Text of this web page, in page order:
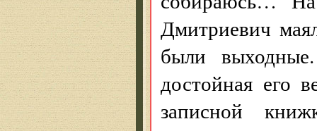
Дмитриевич
были
достойная его
записной